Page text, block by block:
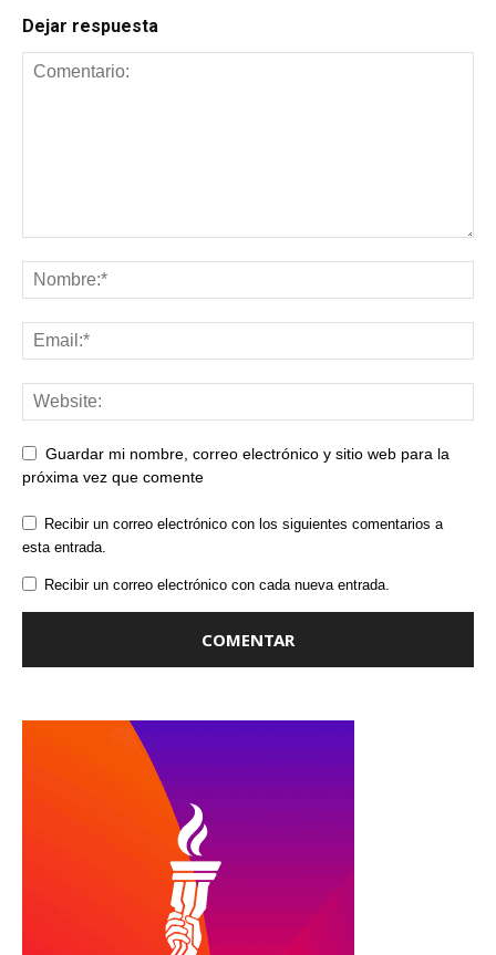
Dejar respuesta
Guardar mi nombre, correo electrónico y sitio web para la
próxima vez que comente
Recibir un correo electrónico con los siguientes comentarios a
esta entrada.
Recibir un correo electrónico con cada nueva entrada.